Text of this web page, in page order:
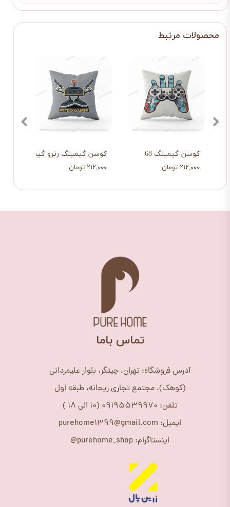
کوسن گیمینگ رترو گیمر
۲۱۲,۰۰۰ تومان
کوسن گیمینگ 68
۲۱۲,۰۰۰ تومان
​تماس باما
آدرس فروشگاه: تهران، چیتگر، بلوار علیمردانی
(کوهک)، مجتمع تجاری ریحانه، طبقه اول
تلفن: 09195539970 (10 الی 18 )
ایمیل: purehome1399@gmail.com
اینستاگرام: purehome_shop@